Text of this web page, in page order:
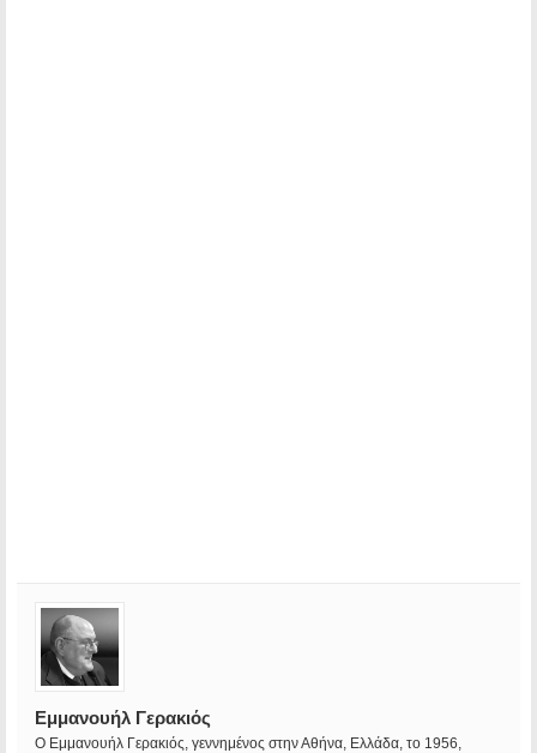
Εμμανουήλ Γερακιός
Ο Εμμανουήλ Γερακιός, γεννημένος στην Αθήνα, Ελλάδα, το 1956,